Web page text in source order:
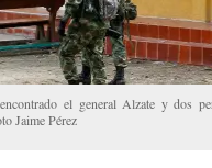
el general Alzate y dos
Jaime Pérez